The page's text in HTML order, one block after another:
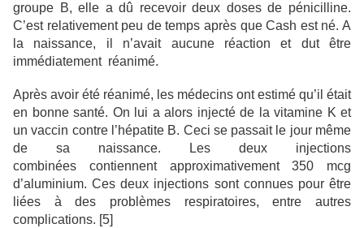
groupe B, elle a dû recevoir deux doses de pénicilline.
C’est relativement peu de temps après que Cash est né. A
la naissance, il n’avait aucune réaction et dut être
immédiatement réanimé.
Après avoir été réanimé, les médecins ont estimé qu’il était
en bonne santé. On lui a alors injecté de la vitamine K et
un vaccin contre l’hépatite B. Ceci se passait le jour même
de sa naissance. Les deux injections
combinées contiennent approximativement 350 mcg
d’aluminium. Ces deux injections sont connues pour être
liées à des problèmes respiratoires, entre autres
complications. [5]